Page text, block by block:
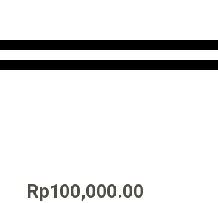
Rp100,000.00